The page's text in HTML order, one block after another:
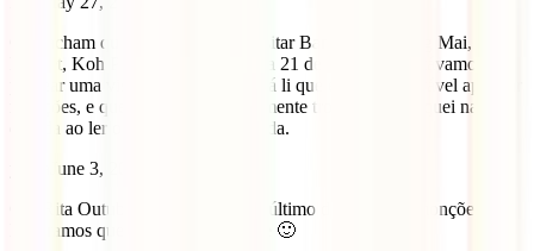
Olá, acham que é mau pensado visitar Bangkok, Chiang Mai,
Phuket, Koh Phi Phi e Krabi de 6 a 21 de Outubro? Estávamos a
planear uma visita para essa data, já li que é pouco provável apanhar
monções, e que o clima será igualmente tropical, mas fiquei na
duvida ao ler o vosso post. Obrigada.
June 3, 2022
Olá Rita Outubro é considerado o último da época de monções.
Esperamos que vocês tenham sorte 🙂